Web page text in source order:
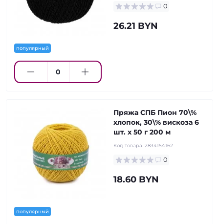
популярный
0
26.21 BYN
популярный
Пряжа СПБ Пион 70\%
хлопок, 30\% вискоза 6
шт. х 50 г 200 м
Код товара: 2834154162
0
18.60 BYN